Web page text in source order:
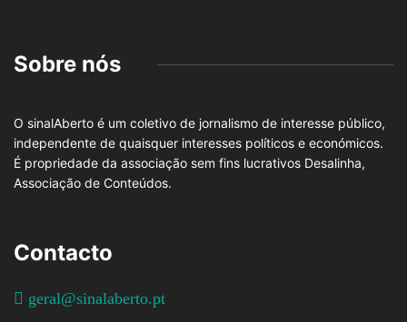
Sobre nós
O sinalAberto é um coletivo de jornalismo de interesse público,
independente de quaisquer interesses políticos e económicos.
É propriedade da associação sem fins lucrativos Desalinha,
Associação de Conteúdos.
Contacto
geral@sinalaberto.pt